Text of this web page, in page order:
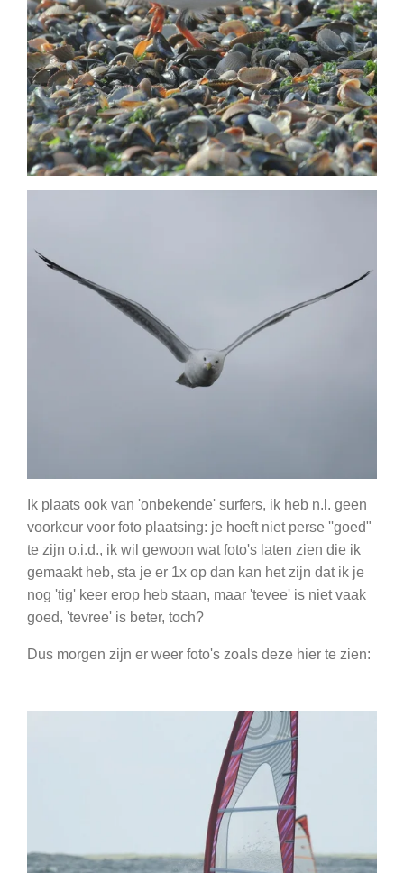
Ik plaats ook van 'onbekende' surfers, ik heb n.l. geen
voorkeur voor foto plaatsing: je hoeft niet perse ''goed"
te zijn o.i.d., ik wil gewoon wat foto's laten zien die ik
gemaakt heb, sta je er 1x op dan kan het zijn dat ik je
nog 'tig' keer erop heb staan, maar 'tevee' is niet vaak
goed, 'tevree' is beter, toch?
Dus morgen zijn er weer foto's zoals deze hier te zien: